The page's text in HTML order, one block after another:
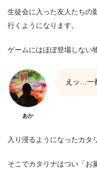
生徒会に入った友人たちの
行くようになります。
ゲームにはほぼ登場しない
あか
えッ…一
入り浸るようになったカタ
そこでカタリナはつい「お